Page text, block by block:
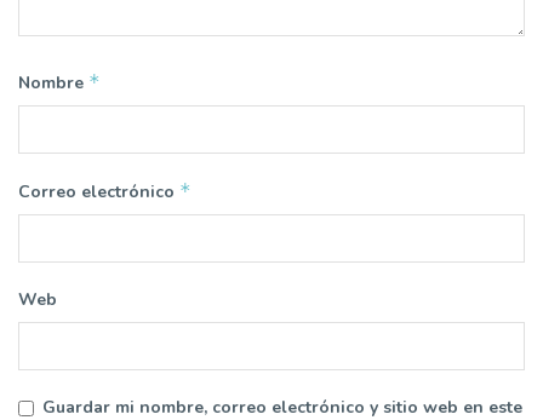
Nombre *
Correo electrónico *
Web
Guardar mi nombre, correo electrónico y sitio web en este